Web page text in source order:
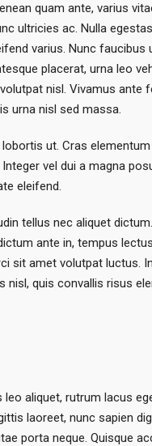
quam ante, varius
ultricies ac. Nulla
varius. Nunc
placerat, urna leo
nisl. Vivamus
urna nisl sed massa.
ut. Cras
vel dui a magna
eleifend.
tellus nec aliquet
ante in, tempus
sit amet volutpat luctus.
quis convallis risus
aliquet, rutrum lacus
laoreet, nunc sapien
porta neque. Quisque